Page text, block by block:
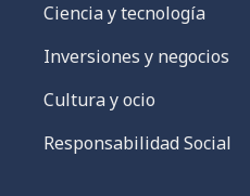
Ciencia y tecnología
Inversiones y negocios
Cultura y ocio
Responsabilidad Social